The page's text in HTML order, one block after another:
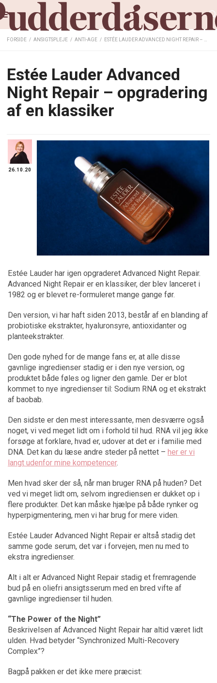
FORSIDE / ANSIGTSPLEJE / ANTI-AGE / ESTÉE LAUDER ADVANCED NIGHT REPAIR – OPGRADERING AF EN KLASSIKER
Estée Lauder Advanced
Night Repair – opgradering
af en klassiker
26.10.20
Estée Lauder har igen opgraderet Advanced Night Repair.
Advanced Night Repair er en klassiker, der blev lanceret i
1982 og er blevet re-formuleret mange gange før.
Den version, vi har haft siden 2013, består af en blanding af
probiotiske ekstrakter, hyaluronsyre, antioxidanter og
planteekstrakter.
Den gode nyhed for de mange fans er, at alle disse
gavnlige ingredienser stadig er i den nye version, og
produktet både føles og ligner den gamle. Der er blot
kommet to nye ingredienser til: Sodium RNA og et ekstrakt
af baobab.
Den sidste er den mest interessante, men desværre også
noget, vi ved meget lidt om i forhold til hud. RNA vil jeg ikke
forsøge at forklare, hvad er, udover at det er i familie med
DNA. Det kan du læse andre steder på nettet – her er vi
langt udenfor mine kompetencer.
Men hvad sker der så, når man bruger RNA på huden? Det
ved vi meget lidt om, selvom ingrediensen er dukket op i
flere produkter. Det kan måske hjælpe på både rynker og
hyperpigmentering, men vi har brug for mere viden.
Estée Lauder Advanced Night Repair er altså stadig det
samme gode serum, det var i forvejen, men nu med to
ekstra ingredienser.
Alt i alt er Advanced Night Repair stadig et fremragende
bud på en oliefri ansigtsserum med en bred vifte af
gavnlige ingredienser til huden.
“The Power of the Night”
Beskrivelsen af Advanced Night Repair har altid været lidt
ulden. Hvad betyder “Synchronized Multi-Recovery
Complex”?
Bagpå pakken er det ikke mere præcist: